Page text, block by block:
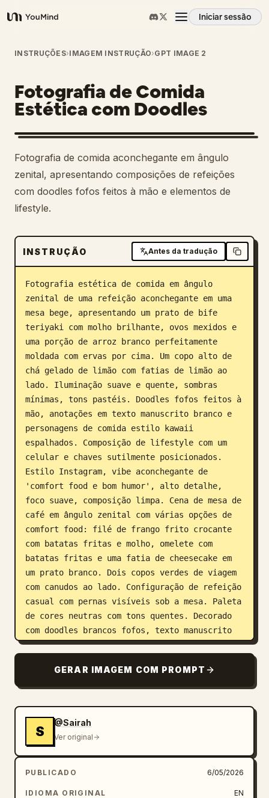
YouMind
Iniciar sessão
Visão geral
Casos de uso
Habilidades
Prompts
Preços
Transferir
Blogue
Atualizações
INSTRUÇÕES›IMAGEM INSTRUÇÃO›GPT IMAGE 2
Fotografia de Comida
Estética com Doodles
Fotografia de comida aconchegante em ângulo
zenital, apresentando composições de refeições
com doodles fofos feitos à mão e elementos de
lifestyle.
INSTRUÇÃO Antes da tradução
Fotografia estética de comida em ângulo
zenital de uma refeição aconchegante em uma
mesa bege, apresentando um prato de bife
teriyaki com molho brilhante, ovos mexidos e
uma porção de arroz branco perfeitamente
moldada com ervas por cima. Um copo alto de
chá gelado de limão com fatias de limão ao
lado. Iluminação suave e quente, sombras
mínimas, tons pastéis. Doodles fofos feitos à
mão, anotações em texto manuscrito branco e
personagens de comida estilo kawaii
espalhados. Composição de lifestyle com um
celular e chaves sutilmente posicionados.
Estilo Instagram, vibe aconchegante de
'comfort food e bom humor', alto detalhe,
foco suave, composição limpa. Cena de mesa de
café em ângulo zenital com várias opções de
comfort food: filé de frango frito crocante
com batatas fritas e molho, omelete com
batatas fritas e uma fatia de cheesecake em
um prato branco. Dois copos verdes de viagem
com canudos ao lado. Configuração de refeição
casual com pernas visíveis sob a mesa. Paleta
de cores neutras com tons quentes. Decorado
com doodles brancos fofos, texto manuscrito
divertido e pequenos personagens de comida em
estética aconchegante e alegre de 'boa
comida, bom humor', composição ideal para
mínimas.
GERAR IMAGEM COM PROMPT
S
@Sairah
Ver original
PUBLICADO 6/05/2026
IDIOMA ORIGINAL EN